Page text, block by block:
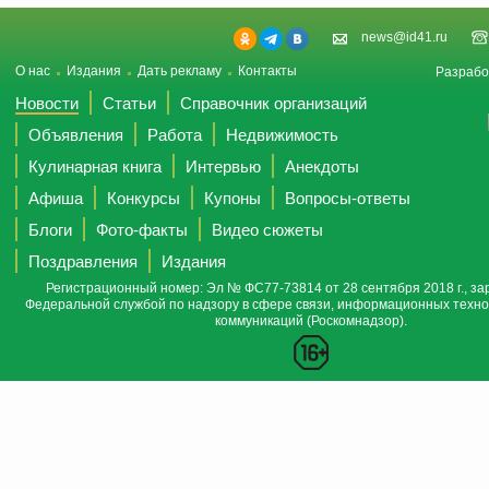
news@id41.ru
О нас Издания Дать рекламу Контакты
Новости Статьи
Справочник организаций
Объявления
Работа
Недвижимость
Кулинарная книга
Интервью
Анекдоты
Афиша
Конкурсы Купоны
Вопросы-ответы
Блоги
Фото-факты
Видео сюжеты
Поздравления
Издания
Регистрационный номер: Эл № ФС77-73814 от 28 сентября 2018 г.,
Федеральной службой по надзору в сфере связи, информационных
коммуникаций (Роскомнадзор).